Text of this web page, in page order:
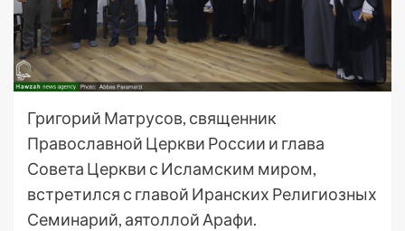
Григорий Матрусов, священник
Православной Церкви России и глава
Совета Церкви с Исламским миром,
встретился с главой Иранских Религиозных
Семинарий, аятоллой Арафи.